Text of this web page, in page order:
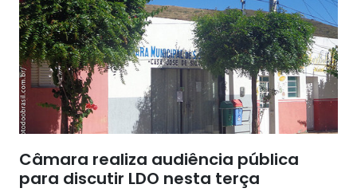
Câmara realiza audiência pública
para discutir LDO nesta terça